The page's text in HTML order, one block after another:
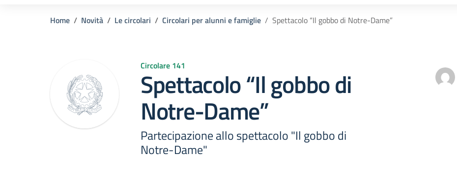
Home Novità Le circolari Circolari per alunni e famiglie Spettacolo “Il gobbo di Notre-Dame”
Circolare 141
Spettacolo “Il gobbo di
Notre-Dame”
Partecipazione allo spettacolo "Il gobbo di
Notre-Dame"